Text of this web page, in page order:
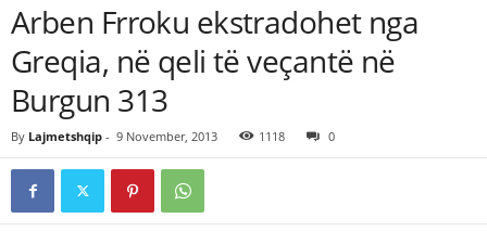
Arben Frroku ekstradohet nga
Greqia, në qeli të veçantë në
Burgun 313
By Lajmetshqip - 9 November, 2013 1118 0